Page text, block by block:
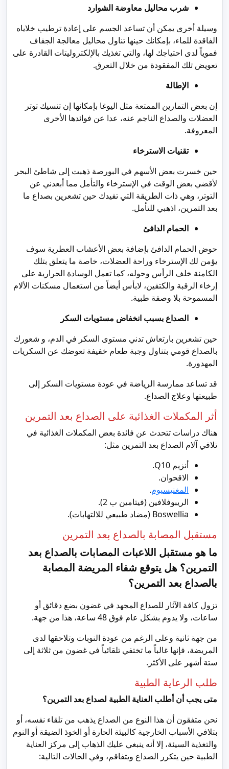
شرب محاليل معاوضة الشوارد
وسيلة أخرى يمكن أن تساعد الجسم على إعادة ترطيب خلاياه
الفاقدة للماء، بإمكانك حينها تناول محاليل معالجة الجفاف
فموياً لدى احتياجك لها، والتي تغذيك بالإلكتروليتات القادرة على
تعويض تلك المفقودة من خلال التعرق.
الإطالة
إن بعض التمارين الممتعة مثل اليوغا بإمكانها إن تنسيك توتر
العضلات والصداع الناجم عنه، عدا عن فوائدها الأخرى
المعروفة.
تقنيات الاسترخاء
حين خسرت بعض الأسهم في البورصة ذهبت إلى شاطئ البحر
لأقضي بعض الوقت في الإسترخاء والتأمل مما أبعدني عن
التوتر، وهي ذات الطريقة التي تفيدك حين تشعرين بصداع ما
بعد التمرين، اذهبي للتأمل.
الحمام الدافئ
حوض الحمام الدافئ بإضافة بعض الأعشاب العطرية سوف
يؤمن لك الإسترخاء وراحة العضلات، خاصة ما يتعلق بتلك
الكامنة خلف الرأس وحوله، كما تعمل الوسادة الحرارية على
إرخاء الرقبة والكتفين، لابأس أيضاً من استعمال مسكنات الألام
المسموحة بلا وصفة طبية.
الصداع بسبب انخفاض مستويات السكر
حين تشعرين بارتعاش تدني مستوى السكر في الدم، و شعورك
بالصداع قومي بتناول وجبة طعام خفيفة تعوضك عن السكريات
المهدورة.
قد تساعد ممارسة الرياضة في عودة مستويات السكر إلى
طبيعتها وعلاج الصداع.
أثر المكملات الغذائية على الصداع بعد التمرين
هناك دراسات تتحدث عن فائدة بعض المكملات الغذائية في
تلافي آلام الصداع بعد التمرين مثل:
أنزيم Q10.
الاقحوان.
المغنيسيوم.
الريبوفلافين (فيتامين ب 2).
Boswellia (مضاد طبيعي للالتهابات).
مستقبل المصابة بالصداع بعد التمرين
ما هو مستقبل اللاعبات المصابات بالصداع بعد
التمرين؟ هل يتوقع شفاء المريضة المصابة
بالصداع بعد التمرين؟
تزول كافة الآثار للصداع المجهد في غضون بضع دقائق أو
ساعات، ولا يدوم بشكل عام فوق 48 ساعة، هذا من جهة.
من جهة ثانية وعلى الرغم من عودة النوبات وتلاحقها لدى
المريضة، فإنها غالباً ما تختفي تلقائياً في غضون من ثلاثة إلى
ستة أشهر على الأكثر.
طلب الرعاية الطبية
متى يجب أن أطلب العناية الطبية لصداع بعد التمرين؟
نحن متفقون أن هذا النوع من الصداع يذهب من تلقاء نفسه، أو
بتلافي الأسباب الخارجية كالبيئة الحارة أو الخوذ الضيقة أو النوم
والتغذية السيئة، إلا أنه ينبغي عليك الذهاب إلى مركز العناية
الطبية حين يتكرر الصداع ويتفاقم، وفي الحالات التالية: